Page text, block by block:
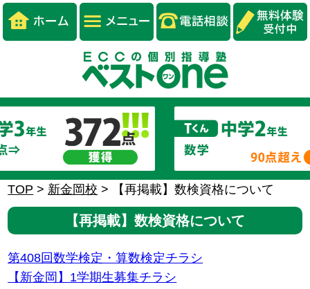
TOP > 新金岡校 > 【再掲載】数検資格について
【再掲載】数検資格について
第408回数学検定・算数検定チラシ
【新金岡】1学期生募集チラシ